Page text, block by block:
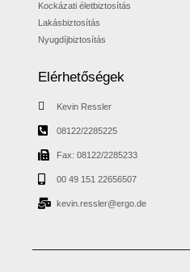
Kockázati életbiztosítás
Lakásbiztosítás
Nyugdíjbiztosítás
Elérhetőségek
Kevin Ressler
08122/2285225
Fax: 08122/2285233
00 49 151 22656507
kevin.ressler@ergo.de